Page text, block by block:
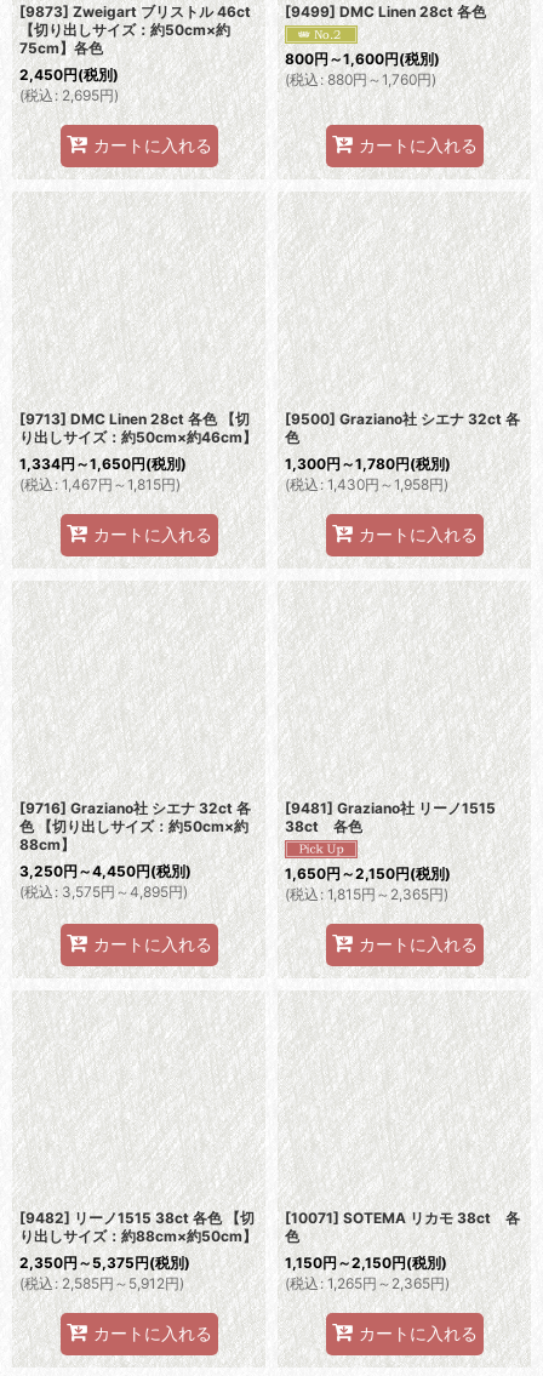
[9873] Zweigart ブリストル 46ct
【切り出しサイズ：約50cm×約
75cm】各色
2,450円(税別)
(税込 : 2,695円)
カートに入れる
[9499] DMC Linen 28ct 各色
800円～1,600円(税別)
(税込: 880円～1,760円)
カートに入れる
[9713] DMC Linen 28ct 各色 【切
り出しサイズ：約50cm×約46cm】
1,334円～1,650円(税別)
(税込: 1,467円～1,815円)
カートに入れる
[9500] Graziano社 シエナ 32ct 各
色
1,300円～1,780円(税別)
(税込 : 1,430円 ～1,958円)
カートに入れる
[9716] Graziano社 シエナ 32ct 各
色 【切り出しサイズ：約50cm×約
88cm】
3,250円～4,450円(税別)
(税込 : 3,575円～4,895円)
カートに入れる
[9481] Graziano社 リーノ1515
38ct 各色
1,650円～2,150円(税別)
(税込: 1,815円～2,365円)
カートに入れる
[9482] リーノ1515 38ct 各色 【切
り出しサイズ：約88cm×約50cm】
2,350円 ～5,375円(税別)
(税込: 2,585円～5,912円)
カートに入れる
[10071] SOTEMA リカモ 38ct 各
色
1,150円～2,150円(税別)
(税込: 1,265円～2,365円)
カートに入れる